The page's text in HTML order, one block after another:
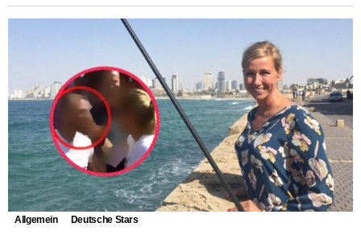
Allgemein Deutsche Stars